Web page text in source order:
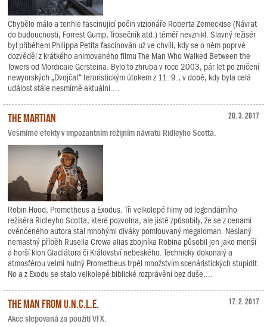
Chybělo málo a tenhle fascinující počin vizionáře Roberta Zemeckise (Návrat
do budoucnosti, Forrest Gump, Trosečník atd.) téměř nevznikl. Slavný režisér
byl příběhem Philippa Petita fascinován už ve chvíli, kdy se o něm poprvé
dozvěděl z krátkého animovaného filmu The Man Who Walked Between the
Towers od Mordicaie Gersteina. Bylo to zhruba v roce 2003, pár let po zničení
newyorských „Dvojčat“ teroristickým útokem z 11. 9., v době, kdy byla celá
událost stále nesmírně aktuální....
20. 3. 2017
The Martian
Vesmírné efekty v impozantním režijním návratu Ridleyho Scotta.
Robin Hood, Prometheus a Exodus. Tři velkolepé filmy od legendárního
režiséra Ridleyho Scotta, které pozvolna, ale jistě způsobily, že se z cenami
ověnčeného autora stal mnohými diváky pomlouvaný megaloman. Neslaný
nemastný příběh Rusella Crowa alias zbojníka Robina působil jen jako menší
a horší klon Gladiátora či Království nebeského. Technicky dokonalý a
atmosférou velmi hutný Prometheus trpěl množstvím scenáristických stupidit.
No a z Exodu se stalo velkolepé biblické rozprávění bez duše,...
17. 2. 2017
The Man from U.N.C.L.E.
Akce slepovaná za použití VFX.